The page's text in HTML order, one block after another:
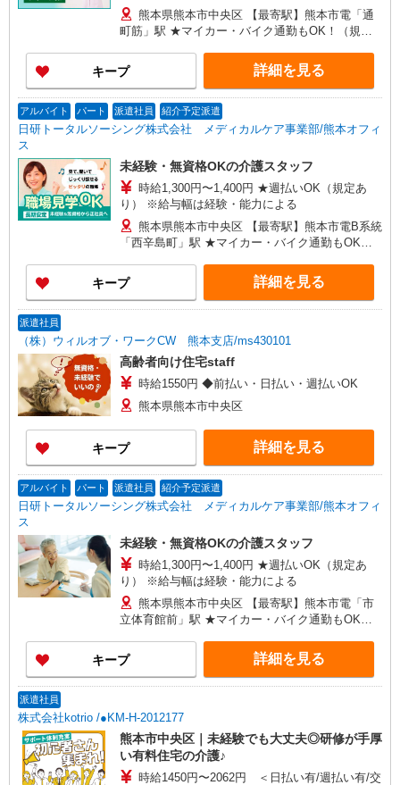
熊本県熊本市中央区 【最寄駅】熊本市電「通
町筋」駅 ★マイカー・バイク通勤もOK！（規定
キープ 詳細を見る
アルバイト パート 派遣社員 紹介予定派遣
日研トータルソーシング株式会社 メディカルケア事業部/熊本オフィ
ス
未経験・無資格OKの介護スタッフ
時給1,300円〜1,400円 ★週払いOK（規定あ
り） ※給与幅は経験・能力による
熊本県熊本市中央区 【最寄駅】熊本市電B系統
「西辛島町」駅 ★マイカー・バイク通勤もOK！
ら通いやすいエリアなど、お好きな勤務地をお選
び下さい！！
キープ 詳細を見る
派遣社員
（株）ウィルオブ・ワークCW 熊本支店/ms430101
高齢者向け住宅staff
時給1550円 ◆前払い・日払い・週払いOK
熊本県熊本市中央区
キープ 詳細を見る
アルバイト パート 派遣社員 紹介予定派遣
日研トータルソーシング株式会社 メディカルケア事業部/熊本オフィ
ス
未経験・無資格OKの介護スタッフ
時給1,300円〜1,400円 ★週払いOK（規定あ
り） ※給与幅は経験・能力による
熊本県熊本市中央区 【最寄駅】熊本市電「市
立体育館前」駅 ★マイカー・バイク通勤もOK！
ら通いやすいエリアなど、お好きな勤務地をお選
び下さい！！
キープ 詳細を見る
派遣社員
株式会社kotrio /●KM-H-2012177
熊本市中央区｜未経験でも大丈夫◎研修が手厚
い有料住宅の介護♪
時給1450円〜2062円 ＜日払い有/週払い有/交